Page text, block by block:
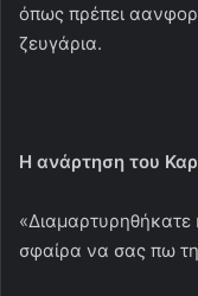
όπως πρέπει
ζευγάρια.
Η ανάρτηση του
«Διαμαρτυρηθήκατε
σφαίρα να σας πω